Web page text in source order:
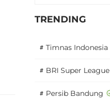
TRENDING
# Timnas Indonesia
# BRI Super League
# Persib Bandung